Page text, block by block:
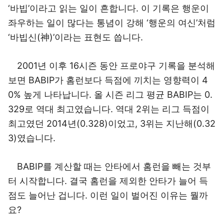
‘바빕’이라고 읽는 일이 흔합니다. 이 기록은 행운이
좌우하는 일이 많다는 통념이 강해 ‘행운의 여신’처럼
‘바빕신(神)’이라는 표현도 씁니다.
2001년 이후 16시즌 동안 프로야구 기록을 분석해
보면 BABIP가 홈런보다 득점에 끼치는 영향력이 4
0% 높게 나타납니다. 올 시즌 리그 평균 BABIP는 0.
329로 역대 최고였습니다. 역대 2위는 리그 득점이
최고였던 2014년(0.328)이었고, 3위는 지난해(0.32
3)였습니다.
BABIP를 계산할 때는 안타에서 홈런을 빼는 것부
터 시작합니다. 결국 홈런을 제외한 안타가 늘어 득
점도 늘어난 겁니다. 이런 일이 벌어진 이유는 뭘까
요?